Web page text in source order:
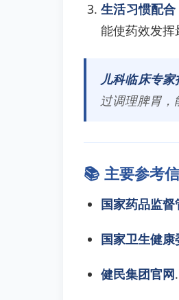
生活习惯配合
能使药效发挥
儿科临床专家
过调理脾胃，
📚 主要参考
国家药品监
国家卫生健康
健民集团官网.